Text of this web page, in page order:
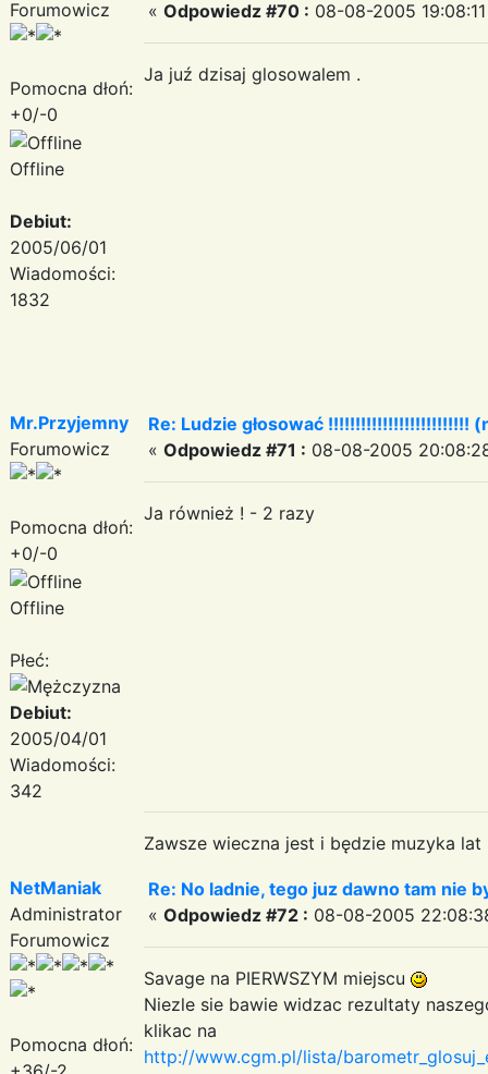
Forumowicz
Pomocna dłoń:
+0/-0
Offline
Debiut:
2005/06/01
Wiadomości:
1832
« Odpowiedz #70 : 08-08-2005
Ja juź dzisaj glosowalem .
Mr.Przyjemny
Forumowicz
Pomocna dłoń:
+0/-0
Offline
Płeć:
Debiut:
2005/04/01
Wiadomości:
342
Re: Ludzie głosować !!!!!!!!!!!!!!!!!!!!!!!!!!
« Odpowiedz #71 : 08-08-2005
Ja również ! - 2 razy
Zawsze wieczna jest i będzie muzyka
NetManiak
Administrator
Forumowicz
Pomocna dłoń:
Re: No ladnie, tego juz dawno tam nie
« Odpowiedz #72 : 08-08-2005
Savage na PIERWSZYM miejscu
Niezle sie bawie widzac rezultaty
klikac na
http://www.cgm.pl/lista/